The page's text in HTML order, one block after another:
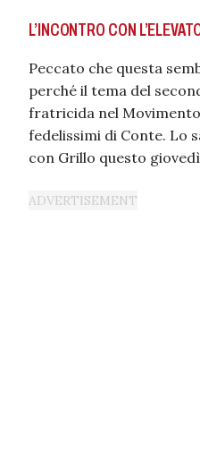
L’INCONTRO CON
Peccato che questa
perché il tema del
fratricida nel
fedelissimi di Conte. Lo
con Grillo questo